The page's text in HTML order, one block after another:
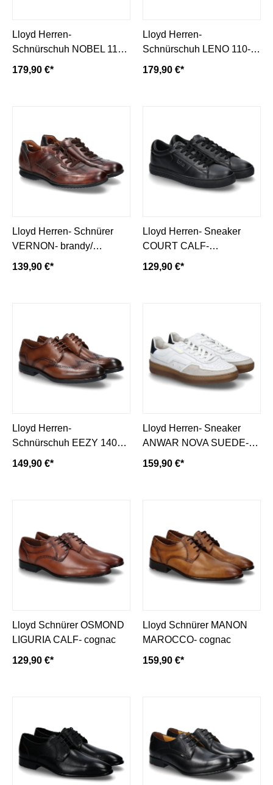
Lloyd Herren-
Schnürschuh NOBEL 110-
schwarz/ black
179,90 €*
Lloyd Herren-
Schnürschuh LENO 110-
schwarz/ black
179,90 €*
Lloyd Herren- Schnürer
VERNON- brandy/
dunkelbraun
139,90 €*
Lloyd Herren- Sneaker
COURT CALF-
black/schwarz
129,90 €*
Lloyd Herren-
Schnürschuh EEZY 140
GLOVE NAPPA-
149,90 €*
Lloyd Herren- Sneaker
ANWAR NOVA SUEDE-
chalk/weiss
159,90 €*
Lloyd Schnürer OSMOND
LIGURIA CALF- cognac
129,90 €*
Lloyd Schnürer MANON
MAROCCO- cognac
159,90 €*